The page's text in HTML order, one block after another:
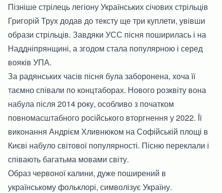
Пізніше стрілець легіону Українських січових стрільців
Григорій Трух додав до тексту ще три куплети, увівши
образи стрільців. Завдяки УСС пісня поширилась і на
Наддніпрянщині, а згодом стала популярною і серед
вояків УПА.
За радянських часів пісня була заборонена, хоча її
таємно співали по концтаборах. Нового розквіту вона
набула після 2014 року, особливо з початком
повномасштабного російського вторгнення у 2022. Її
виконання Андрієм Хливнюком на Софійській площі в
Києві набуло світової популярності. Пісню переклали і
співають багатьма мовами світу.
Образ червоної калини, дуже поширений в
українському фольклорі, символізує Україну.